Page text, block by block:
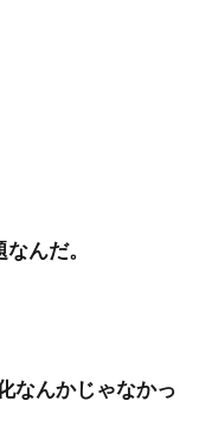
んだ。
なんかじゃなかっ